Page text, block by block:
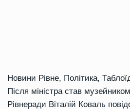
Новини Рівне, Політика,
Після міністра став
Рівнеради Віталій Коваль